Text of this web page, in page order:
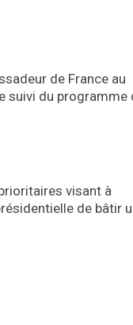
de France au
suivi du programme
visant à
de bâtir